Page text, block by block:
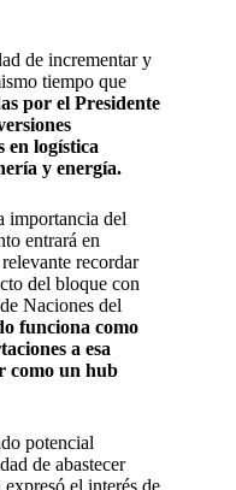
de incrementar y
tiempo que
por el Presidente
en logística
y energía.
importancia del
entrará en
recordar
del bloque con
Naciones del
funciona como
a esa
como un hub
potencial
de abastecer